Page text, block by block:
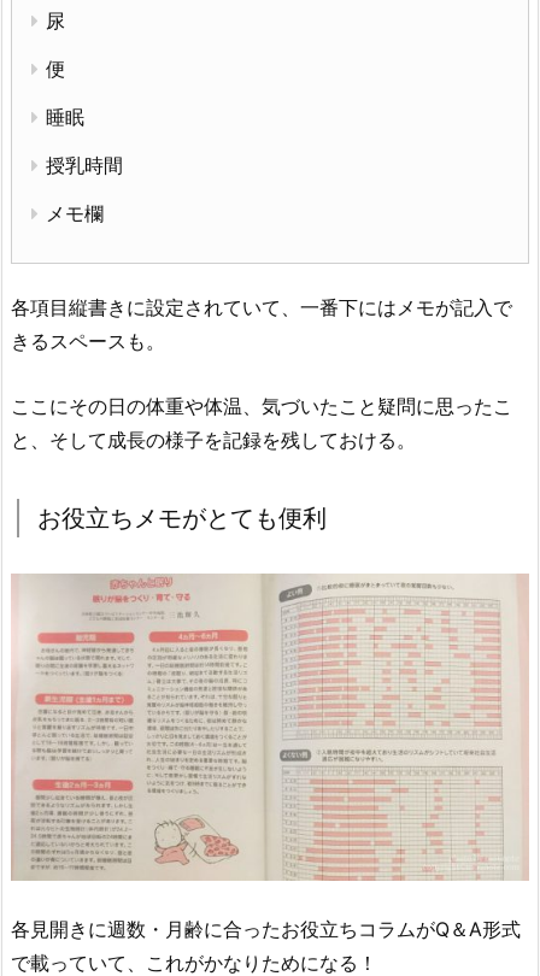
尿
便
睡眠
授乳時間
メモ欄
各項目縦書きに設定されていて、一番下にはメモが記入で
きるスペースも。
ここにその日の体重や体温、気づいたこと疑問に思ったこ
と、そして成長の様子を記録を残しておける。
お役立ちメモがとても便利
各見開きに週数・月齢に合ったお役立ちコラムがQ＆A形式
で載っていて、これがかなりためになる！